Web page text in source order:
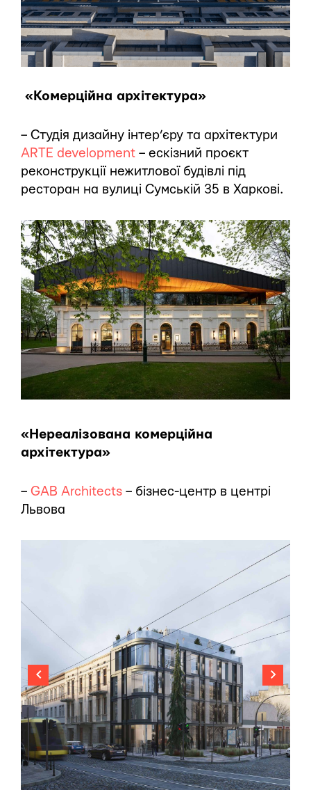
«Комерційна архітектура»
– Студія дизайну інтер’єру та архітектури
ARTE development – ескізний проєкт
реконструкції нежитлової будівлі під
ресторан на вулиці Сумській 35 в Харкові.
«Нереалізована комерційна
архітектура»
– GAB Architects – бізнес-центр в центрі
Львова